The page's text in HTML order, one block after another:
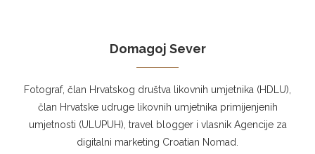
Domagoj Sever
Fotograf, član Hrvatskog društva likovnih umjetnika (HDLU),
član Hrvatske udruge likovnih umjetnika primijenjenih
umjetnosti (ULUPUH), travel blogger i vlasnik Agencije za
digitalni marketing Croatian Nomad.